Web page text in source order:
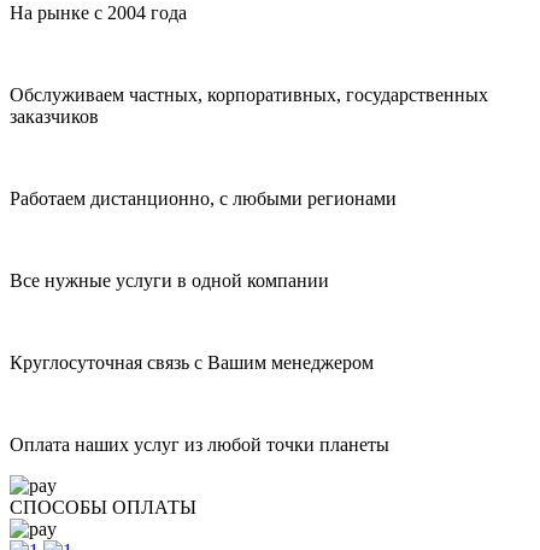
На рынке с 2004 года
Обслуживаем частных, корпоративных, государственных
заказчиков
Работаем дистанционно, с любыми регионами
Все нужные услуги в одной компании
Круглосуточная связь с Вашим менеджером
Оплата наших услуг из любой точки планеты
СПОСОБЫ ОПЛАТЫ